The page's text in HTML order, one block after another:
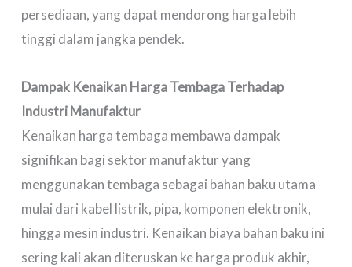
persediaan, yang dapat mendorong harga lebih
tinggi dalam jangka pendek.
Dampak Kenaikan Harga TembagaTerhadap
Industri Manufaktur
Kenaikan harga tembaga membawa dampak
signifikan bagi sektor manufaktur yang
menggunakan tembaga sebagai bahan baku utama
mulai dari kabel listrik, pipa, komponen elektronik,
hingga mesin industri. Kenaikan biaya bahan baku ini
sering kali akan diteruskan ke harga produk akhir,